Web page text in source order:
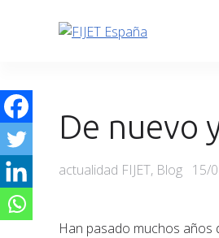
De nuevo
Categories
actualidad FIJET, Blog 15/
Han pasado muchos años